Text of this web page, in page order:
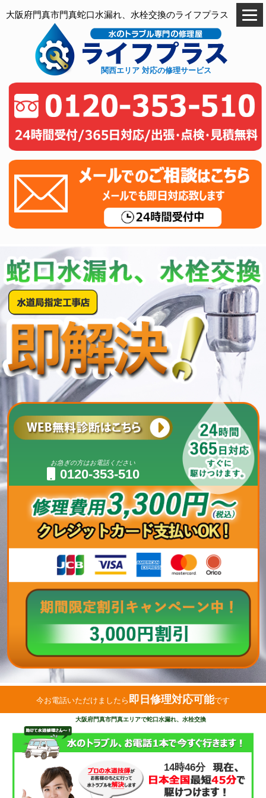
大阪府門真市門真蛇口水漏れ、水栓交換のライフプラス
関西エリア 対応の修理サービス
お急ぎの方はお電話ください
0120-353-510
今お電話いただけましたら 即日修理対応可能です
大阪府門真市門真エリアで蛇口水漏れ、水栓交換
14時46分